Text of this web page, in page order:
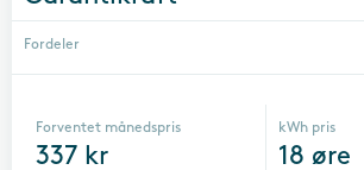
Fordeler
Forventet månedspris
337 kr
kWh pris
18 øre